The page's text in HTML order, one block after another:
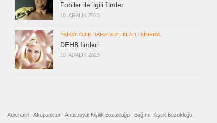
Fobiler ile ilgili filmler
10. ARALIK 2023
PSIKOLOJIK RAHATSIZLIKLAR / SINEMA
DEHB fimleri
10. ARALIK 2023
Adrenalin Akupunktur Antisosyal Kişilik Bozukluğu Bağımlı Kişilik Bozukluğu